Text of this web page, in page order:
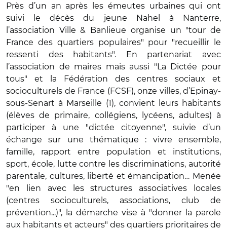
Près d’un an après les émeutes urbaines qui ont
suivi le décès du jeune Nahel à Nanterre,
l’association Ville & Banlieue organise un "tour de
France des quartiers populaires" pour "recueillir le
ressenti des habitants". En partenariat avec
l’association de maires mais aussi "La Dictée pour
tous" et la Fédération des centres sociaux et
socioculturels de France (FCSF), onze villes, d’Epinay-
sous-Senart à Marseille (1), convient leurs habitants
(élèves de primaire, collégiens, lycéens, adultes) à
participer à une "dictée citoyenne", suivie d’un
échange sur une thématique : vivre ensemble,
famille, rapport entre population et institutions,
sport, école, lutte contre les discriminations, autorité
parentale, cultures, liberté et émancipation… Menée
"en lien avec les structures associatives locales
(centres socioculturels, associations, club de
prévention...)", la démarche vise à "donner la parole
aux habitants et acteurs" des quartiers prioritaires de